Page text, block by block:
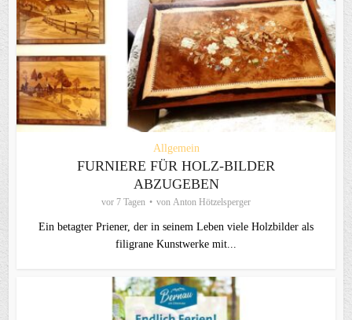
Allgemein
FURNIERE FÜR HOLZ-BILDER
ABZUGEBEN
vor 7 Tagen von Anton Hötzelsperger
Ein betagter Priener, der in seinem Leben viele Holzbilder als
filigrane Kunstwerke mit...